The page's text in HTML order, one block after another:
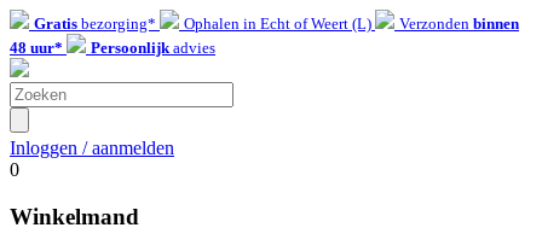
Gratis bezorging* Ophalen in Echt of Weert (L) Verzonden binnen
48 uur*
Persoonlijkadvies
Inloggen / aanmelden
0
Winkelmand